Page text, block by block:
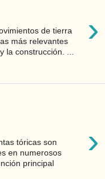
›
de tierra
más relevantes
la construcción. ...
›
tóricas son
en numerosos
principal